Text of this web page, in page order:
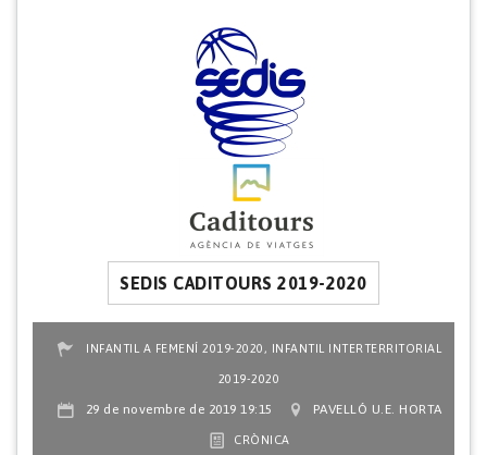
SEDIS CADITOURS 2019-2020
INFANTIL A FEMENÍ 2019-2020 , INFANTIL INTERTERRITORIAL
2019-2020
29 de novembre de 2019 19:15 PAVELLÓ U.E. HORTA
CRÒNICA